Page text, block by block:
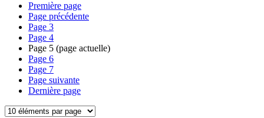
Première page
Page précédente
Page 3
Page 4
Page 5 (page actuelle)
Page 6
Page 7
Page suivante
Dernière page